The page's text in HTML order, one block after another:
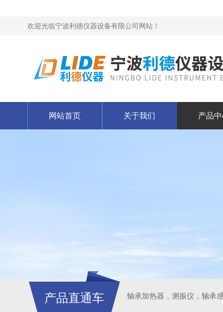
欢迎光临宁波利德仪器设备有限公司网站！
网站首页 关于我们 产品
产品直通车 轴承加热器，测振仪，轴承